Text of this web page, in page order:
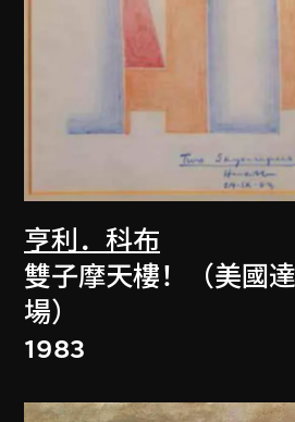
亨利．科布
雙子摩天樓！（美國
場）
1983